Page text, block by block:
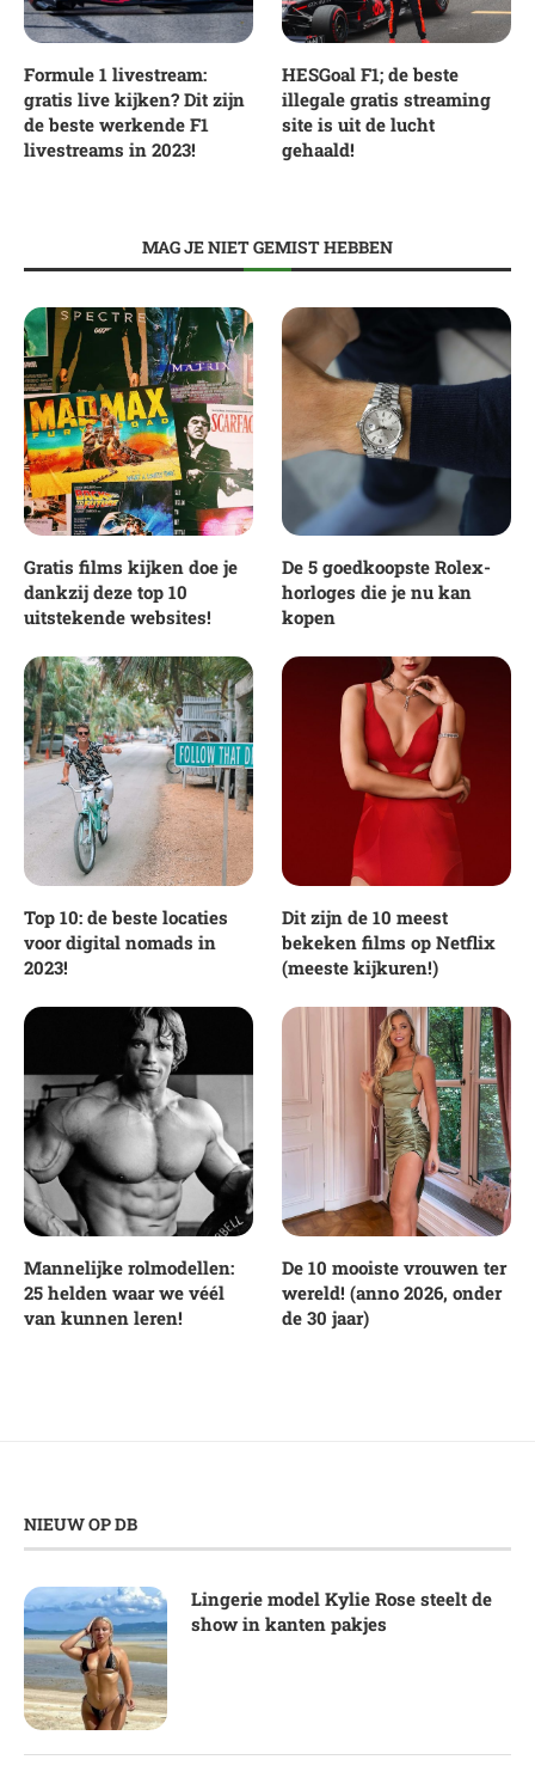
Formule 1 livestream:
gratis live kijken? Dit zijn
de beste werkende F1
livestreams in 2023!
HESGoal F1; de beste
illegale gratis streaming
site is uit de lucht
gehaald!
MAG JE NIET GEMIST HEBBEN
Gratis films kijken doe je
dankzij deze top 10
uitstekende websites!
De 5 goedkoopste Rolex-
horloges die je nu kan
kopen
Top 10: de beste locaties
voor digital nomads in
2023!
Dit zijn de 10 meest
bekeken films op Netflix
(meeste kijkuren!)
Mannelijke rolmodellen:
25 helden waar we véél
van kunnen leren!
De 10 mooiste vrouwen ter
wereld! (anno 2026, onder
de 30 jaar)
NIEUW OP DB
Lingerie model Kylie Rose steelt de
show in kanten pakjes